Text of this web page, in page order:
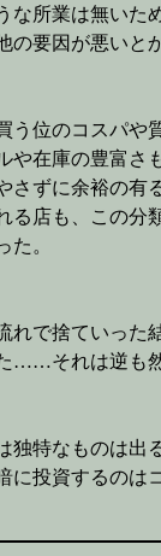
所業は無いた
要因が悪いと
位のコスパや
在庫の豊富さ
ずに余裕の有
店も、この分
。
で捨ていった
……それは逆も
特なものは出
投資するの